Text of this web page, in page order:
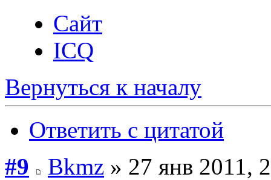
Сайт
ICQ
Вернуться к началу
Ответить с цитатой
#9
Bkmz » 27 янв 2011,